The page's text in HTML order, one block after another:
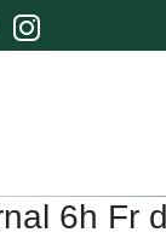
6h Fr